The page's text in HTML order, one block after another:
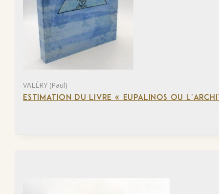
VALÉRY (Paul)
ESTIMATION DU LIVRE « EUPALINOS OU